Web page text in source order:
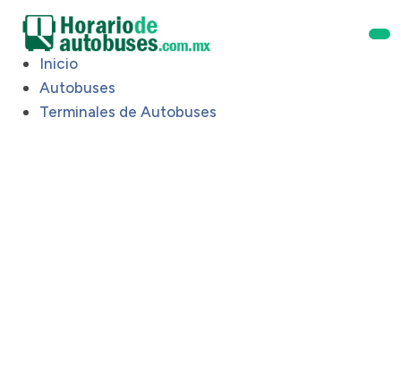
Inicio
Autobuses
Terminales de Autobuses